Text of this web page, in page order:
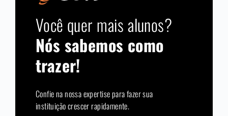
Você quer mais alunos?
Nós sabemos como
trazer!
Confie na nossa expertise para fazer sua
instituição crescer rapidamente.